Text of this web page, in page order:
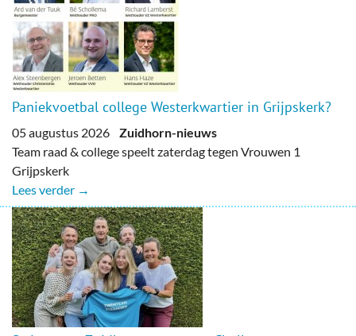
Paniekvoetbal college Westerkwartier in Grijpskerk?
05 augustus 2026 Zuidhorn-nieuws
Team raad & college speelt zaterdag tegen Vrouwen 1
Grijpskerk
Lees verder →